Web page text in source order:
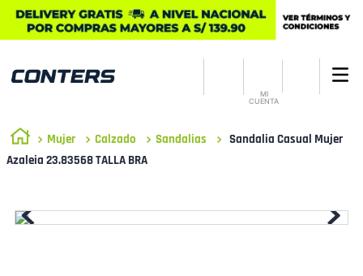
MI
CUENTA
Mujer Calzado Sandalias
Sandalia Casual Mujer
Azaleia 23.83568 TALLA BRA